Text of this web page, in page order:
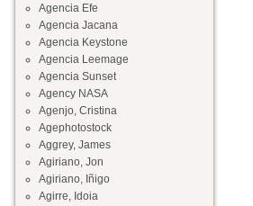
Agencia Efe
Agencia Jacana
Agencia Keystone
Agencia Leemage
Agencia Sunset
Agency NASA
Agenjo, Cristina
Agephotostock
Aggrey, James
Agiriano, Jon
Agiriano, Iñigo
Agirre, Idoia